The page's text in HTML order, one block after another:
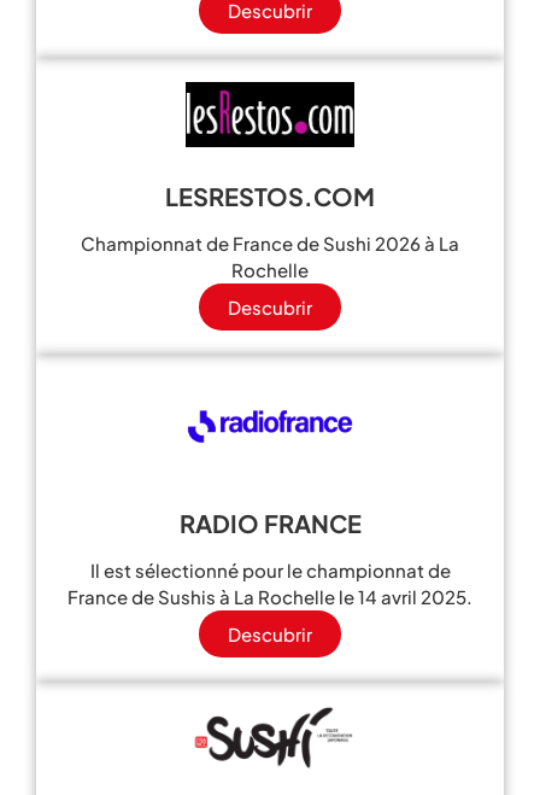
Descubrir
LESRESTOS.COM
Championnat de France de Sushi 2026 à La
Rochelle
Descubrir
RADIO FRANCE
Il est sélectionné pour le championnat de
France de Sushis à La Rochelle le 14 avril 2025.
Descubrir